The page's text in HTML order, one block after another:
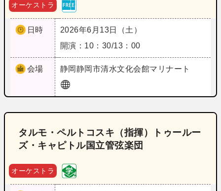
オーケストラ
日時
2026年6月13日（土）
開演：10：30/13：00
会場 静岡静岡市清水文化会館マリナート
タルモ・ペルトコスキ（指揮）トゥールー
ズ・キャピトル国立管弦楽団
オーケストラ